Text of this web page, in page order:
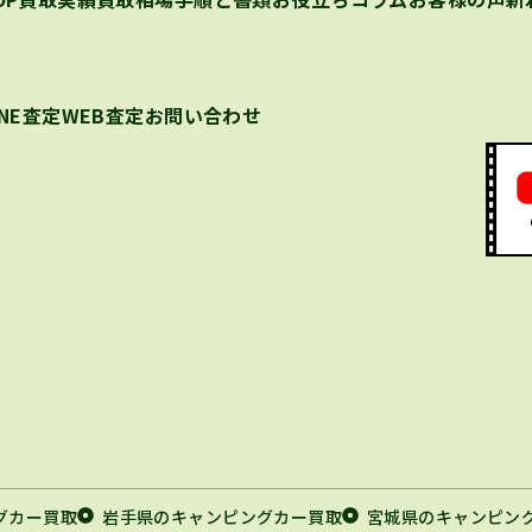
査定WEB査定お問い合わせ
カー買取 岩手県のキャンピングカー買取 宮城県のキャンピン